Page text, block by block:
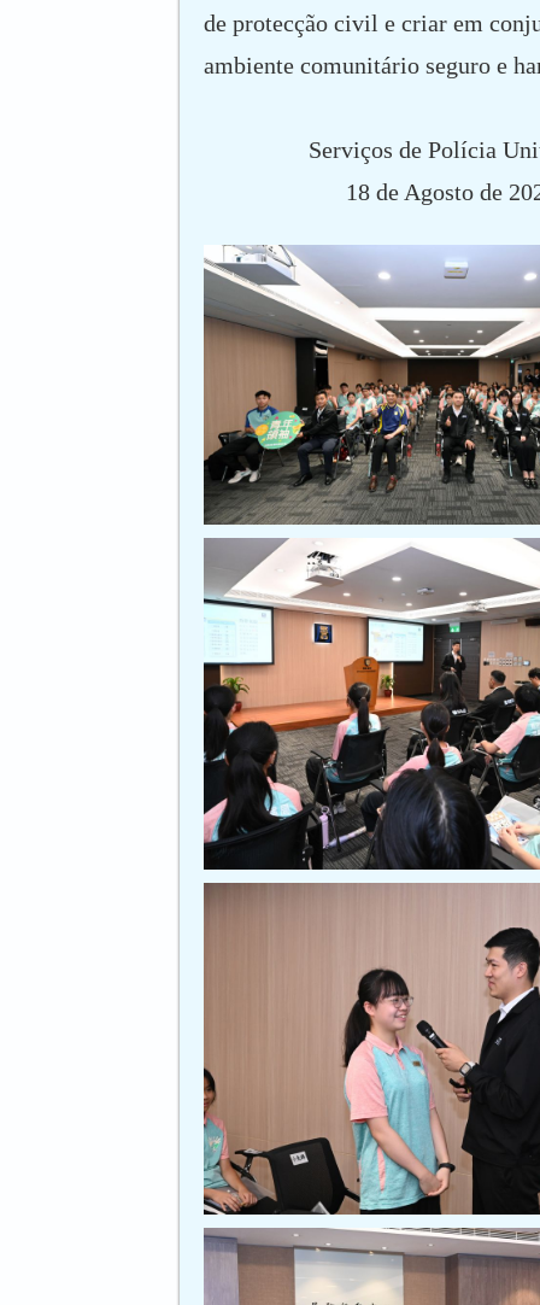
de protecção civil e criar em
ambiente comunitário seguro e
Serviços de Polícia
18 de Agosto de